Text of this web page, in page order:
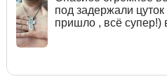
под задержали цуток
пришло , всё супер!)